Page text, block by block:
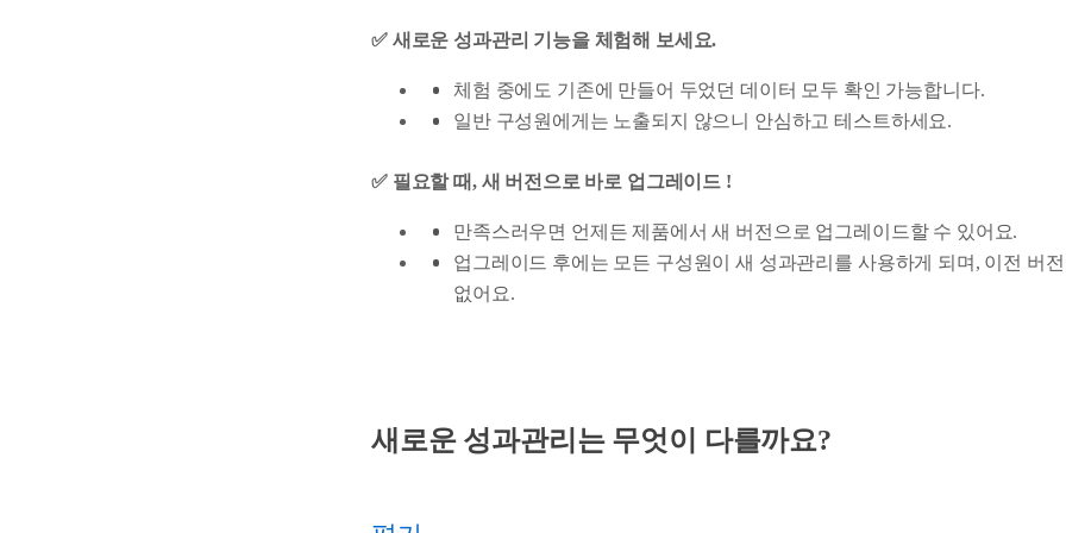
✅ 새로운 성과관리 기능을 체험해 보세요.
체험 중에도 기존에 만들어 두었던 데이터 모두 확인 가능합니다.
일반 구성원에게는 노출되지 않으니 안심하고 테스트하세요.
✅ 필요할 때, 새 버전으로 바로 업그레이드 !
만족스러우면 언제든 제품에서 새 버전으로 업그레이드할 수 있어요.
업그레이드 후에는 모든 구성원이 새 성과관리를 사용하게 되며, 이전 버
없어요.
새로운 성과관리는 무엇이 다를까요?